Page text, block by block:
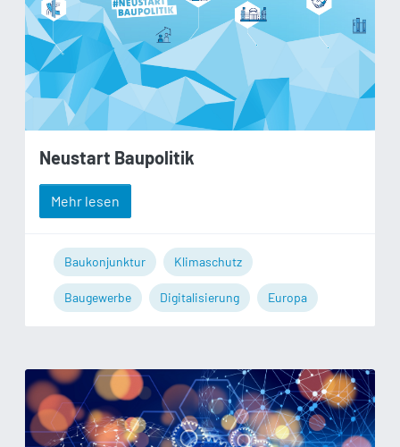
Neustart Baupolitik
Mehr lesen
Baukonjunktur Klimaschutz
Baugewerbe Digitalisierung Europa